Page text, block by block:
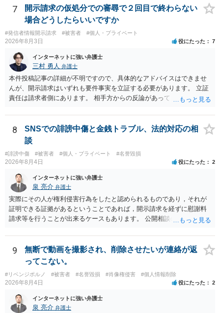
7
開示請求の仮処分での審尋で２回目で終わらない
場合どうしたらいいですか
#発信者情報開示請求 #被害者 #個人・プライベート
2026年8月3日 役にたった 7
インターネットに強い弁護士
三村 勇人 弁護士
本件投稿記事の詳細が不明ですので、具体的なアドバイスはできませ
んが、開示請求はいずれも要件事実を立証する必要があります。 立証
責任は請求者側にあります。 相手方からの反論があっても、裁判官が
方が口頭で反論したのは、仮処分は迅速性が要求されるためです。 書
面での反論となれば、より遅延する可能性がございます。 また、本件
はXのため、APのIPアドレスの保存期間の問題もございます。 開示請
求は法律知識が不可欠ですが、それだけでは足りず、実務を踏まえた
方法を選択することが重要です。
8
SNSでの誹謗中傷と金銭トラブル、法的対応の相
談
#誹謗中傷 #被害者 #個人・プライベート #名誉毀損
2026年8月4日 役にたった 2
インターネットに強い弁護士
泉 亮介 弁護士
実際にその人が権利侵害行為をしたと認められるものであり，それが
証明できる証拠があるということであれば，開示請求を経ずに慰謝料
請求等を行うことが出来るケースもあります。 公開相談の場では回答
に個別に相談されると良いでしょう。
9
無断で動画を撮影され、削除させたいが連絡が返
ってこない。
#リベンジポルノ #被害者 #名誉毀損 #肖像権侵害 #個人情報削除
2026年8月4日 役にたった 2
インターネットに強い弁護士
泉 亮介 弁護士